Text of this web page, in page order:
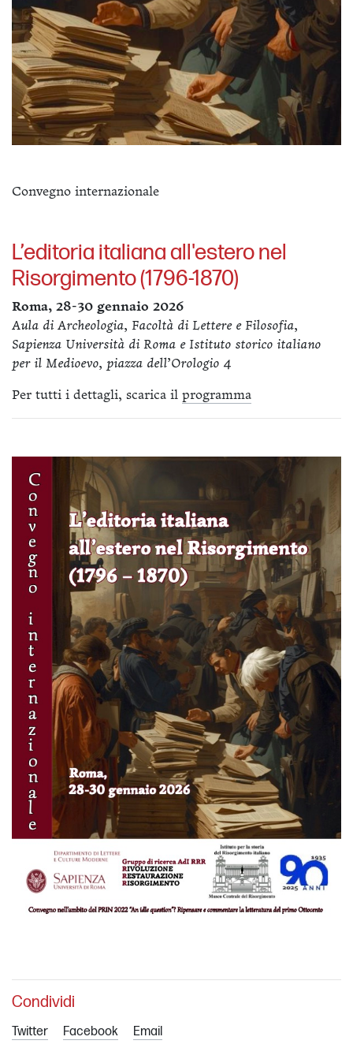
Convegno internazionale
L’editoria italiana all'estero nel
Risorgimento (1796-1870)
Roma, 28-30 gennaio 2026
Aula di Archeologia, Facoltà di Lettere e Filosofia,
Sapienza Università di Roma e Istituto storico italiano
per il Medioevo, piazza dell’Orologio 4
Per tutti i dettagli, scarica il programma
Condividi
Twitter Facebook Email